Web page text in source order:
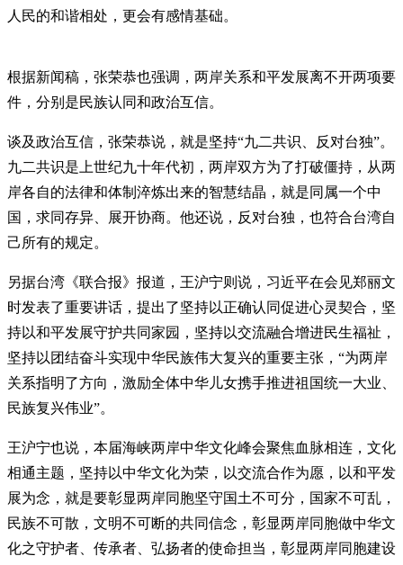
人民的和谐相处，更会有感情基础。
根据新闻稿，张荣恭也强调，两岸关系和平发展离不开两项要
件，分别是民族认同和政治互信。
谈及政治互信，张荣恭说，就是坚持“九二共识、反对台独”。
九二共识是上世纪九十年代初，两岸双方为了打破僵持，从两
岸各自的法律和体制淬炼出来的智慧结晶，就是同属一个中
国，求同存异、展开协商。他还说，反对台独，也符合台湾自
己所有的规定。
另据台湾《联合报》报道，王沪宁则说，习近平在会见郑丽文
时发表了重要讲话，提出了坚持以正确认同促进心灵契合，坚
持以和平发展守护共同家园，坚持以交流融合增进民生福祉，
坚持以团结奋斗实现中华民族伟大复兴的重要主张，“为两岸
关系指明了方向，激励全体中华儿女携手推进祖国统一大业、
民族复兴伟业”。
王沪宁也说，本届海峡两岸中华文化峰会聚焦血脉相连，文化
相通主题，坚持以中华文化为荣，以交流合作为愿，以和平发
展为念，就是要彰显两岸同胞坚守国土不可分，国家不可乱，
民族不可散，文明不可断的共同信念，彰显两岸同胞做中华文
化之守护者、传承者、弘扬者的使命担当，彰显两岸同胞建设